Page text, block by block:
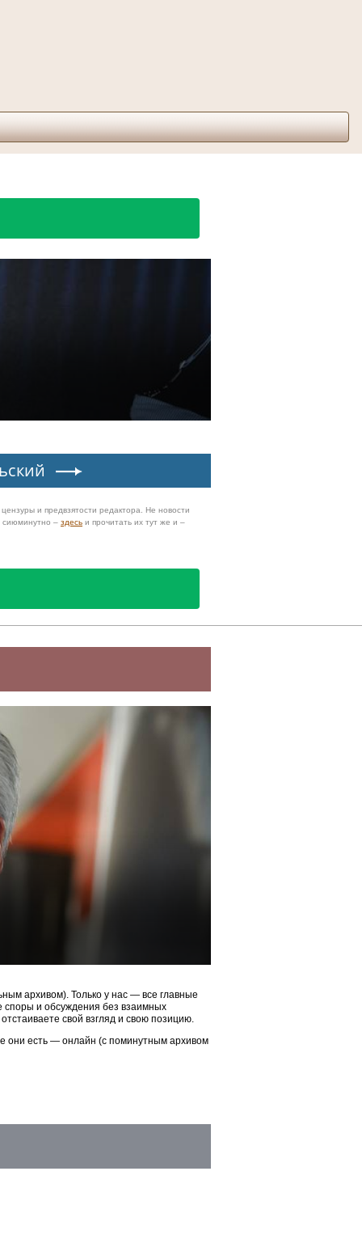
и предвзятости редактора. Не новости
сиюминутно – здесь и прочитать их тут же и –
архивом). Только у нас — все главные
споры и обсуждения без взаимных
свой взгляд и свою позицию.
они есть — онлайн (с поминутным архивом